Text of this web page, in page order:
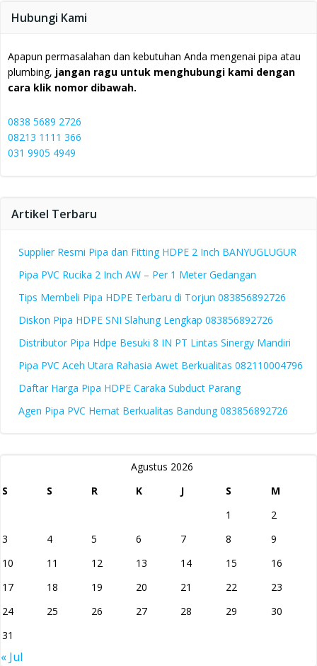
Hubungi Kami
Apapun permasalahan dan kebutuhan Anda mengenai pipa atau
plumbing, jangan ragu untuk menghubungi kami dengan
cara klik nomor dibawah.
0838 5689 2726
08213 1111 366
031 9905 4949
Artikel Terbaru
Supplier Resmi Pipa dan Fitting HDPE 2 Inch BANYUGLUGUR
Pipa PVC Rucika 2 Inch AW – Per 1 Meter Gedangan
Tips Membeli Pipa HDPE Terbaru di Torjun 083856892726
Diskon Pipa HDPE SNI Slahung Lengkap 083856892726
Distributor Pipa Hdpe Besuki 8 IN PT Lintas Sinergy Mandiri
Pipa PVC Aceh Utara Rahasia Awet Berkualitas 082110004796
Daftar Harga Pipa HDPE Caraka Subduct Parang
Agen Pipa PVC Hemat Berkualitas Bandung 083856892726
Agustus 2026
S
S R K J S
M
1
2
3
4 5 6 7 8
9
10
11 12 13 14 15
16
17
18 19 20 21 22
23
24
25 26 27 28 29
30
31
« Jul